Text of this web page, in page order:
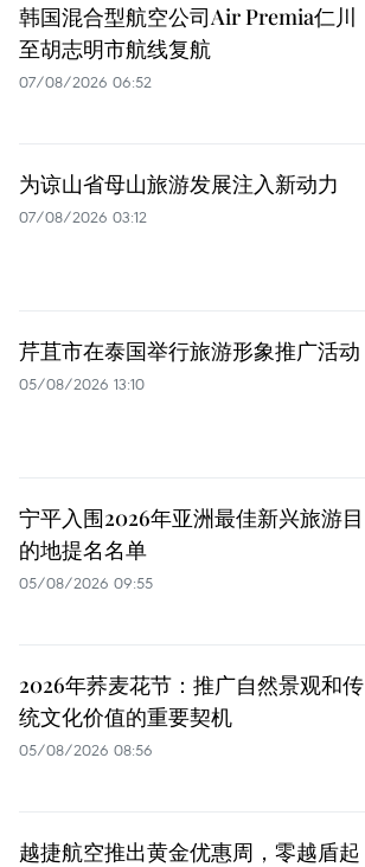
韩国混合型航空公司Air Premia仁川
至胡志明市航线复航
07/08/2026 06:52
为谅山省母山旅游发展注入新动力
07/08/2026 03:12
芹苴市在泰国举行旅游形象推广活动
05/08/2026 13:10
宁平入围2026年亚洲最佳新兴旅游目
的地提名名单
05/08/2026 09:55
2026年荞麦花节：推广自然景观和传
统文化价值的重要契机
05/08/2026 08:56
越捷航空推出黄金优惠周，零越盾起